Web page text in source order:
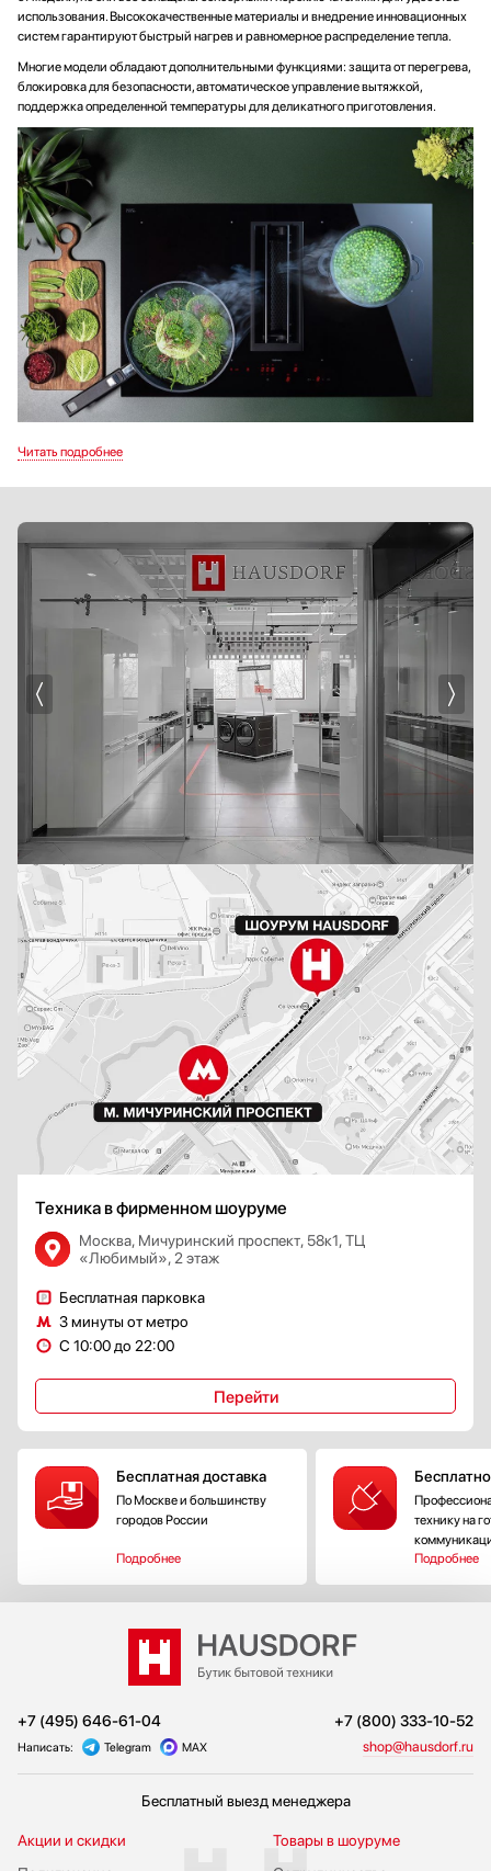
использования. Высококачественные материалы и внедрение инновационных
систем гарантируют быстрый нагрев и равномерное распределение тепла.
Многие модели обладают дополнительными функциями: защита от перегрева,
блокировка для безопасности, автоматическое управление вытяжкой,
поддержка определенной температуры для деликатного приготовления.
Функциональные особенности
Функция Bridge. Позволяет объединять два или более нагревательных
Автоматическое распознавание посуды. Интеллектуальная система,
которая автоматически распознает размер и форму посуды, регулирует
мощность нагрева для оптимальных результатов готовки.
PowerManagement. Управляет энергопотреблением варочной панели,
оптимизирует использование энергии для экономии электричества
Booster. Обеспечивает максимально быстрый нагрев, активирует
максимальную мощность для достижения нужной температуры.
Разнообразие вариантов
Варочные панели Фальмек привлекают своим дизайном. Они доступны
в различных вариантах отделки и цветовых решений, что позволяет подобрать
идеальную для любого интерьера. Благодаря этому они становятся не только
функциональной частью кухни, но и элементом ее декора.
В дополнение к классическим варочным панелям компания также предлагает
модели со встроенной вытяжкой. Они обладают всеми преимуществами
стандартных, а также интегрированной системой вентиляции, которая
эффективно удаляет запахи, пар и жир из кухни. Это особенно полезно для
кухонь с ограниченным пространством, где нет возможности установки
отдельной вытяжки.
Благодаря инновационным технологиям такая техника обеспечивает тихую
и эффективную работу, сохраняя при этом кухонный интерьер чистым
и аккуратным. Имеет широкий спектр мощностей (обычно до 9 уровней),
Как и все продукты Falmec, варочные панели с встроенной вытяжкой
отличаются стильным дизайном и высоким качеством исполнения. Они
доступны в различных вариантах отделки и размеров, что позволяет выбрать
идеальное решение для любой кухни.
Техника в фирменном шоуруме
Москва, Мичуринский проспект, 58к1, ТЦ
«Любимый», 2 этаж
Бесплатная парковка
3 минуты от метро
С 10:00 до 22:00
Перейти
Бесплатная доставка
По Москве и большинству
городов России
Подробнее
технику на
Подробнее
+7 (495) 646-61-04 +7 (800) 333-10-52
Написать: Telegram MAX shop@hausdorf.ru
Бесплатный выезд менеджера
Акции и скидки
Товары в шоуруме